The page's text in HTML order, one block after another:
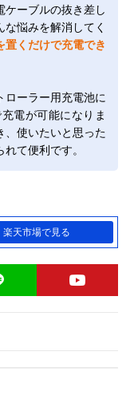
ケーブルの抜き差し
悩みを解消してく
置くだけで充電でき
ローラー用充電池に
電が可能になりま
、使いたいと思った
て便利です。
楽天市場で見る